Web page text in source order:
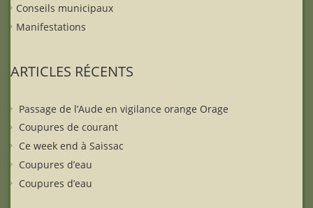
Conseils municipaux
Manifestations
ARTICLES RÉCENTS
Passage de l’Aude en vigilance orange Orage
Coupures de courant
Ce week end à Saissac
Coupures d’eau
Coupures d’eau